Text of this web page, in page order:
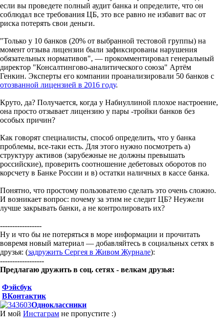
если вы проведете полный аудит банка и определите, что он
соблюдал все требования ЦБ, это все равно не избавит вас от
риска потерять свои деньги.
"Только у 10 банков (20% от выбранной тестовой группы) на
момент отзыва лицензии были зафиксированы нарушения
обязательных нормативов", — прокомментировал генеральный
директор "Консалтингово-аналитического союза" Артём
Генкин. Эксперты его компании проанализировали 50 банков с
отозванной лицензией в 2016 году.
Круто, да? Получается, когда у Набиуллиной плохое настроение,
она просто отзывает лицензию у пары -тройки банков без
особых причин?
Как говорят специалисты, способ определить, что у банка
проблемы, все-таки есть. Для этого нужно посмотреть а)
структуру активов (зарубежные не должны превышать
российские), проверить соотношение дебетовых оборотов по
корсчету в Банке России и в) остатки наличных в кассе банка.
Понятно, что простому пользователю сделать это очень сложно.
И возникает вопрос: почему за этим не следит ЦБ? Неужели
лучше закрывать банки, а не контролировать их?
-----------------
Ну и что бы не потеряться в море информации и прочитать
вовремя новый материал — добавляйтесь в социальных сетях в
друзья: (задружить Сергея в Живом Журнале):
------------------
Предлагаю дружить в соц. сетях - велкам друзья:
Фэйсбук
ВКонтактик
Одноклассники
И мой Инстаграм не пропустите :)